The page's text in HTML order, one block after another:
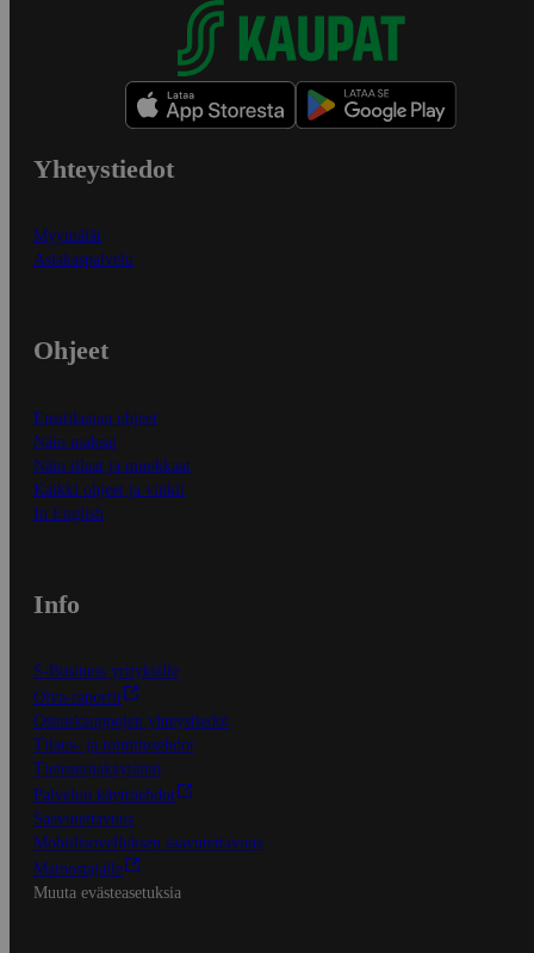
Yhteystiedot
Myymälät
Asiakaspalvelu
Ohjeet
Ensitilaajan ohjeet
Näin maksat
Näin tilaat ja muokkaat
Kaikki ohjeet ja vinkit
In English
Info
S-Business yrityksille
Oiva-raportit
Osuuskauppojen yhteystiedot
Tilaus- ja toimitusehdot
Tietosuojakäytäntö
Palvelun käyttöehdot
Saavutettavuus
Mobiilisovelluksen saavutettavuus
Mainostajalle
Muuta evästeasetuksia